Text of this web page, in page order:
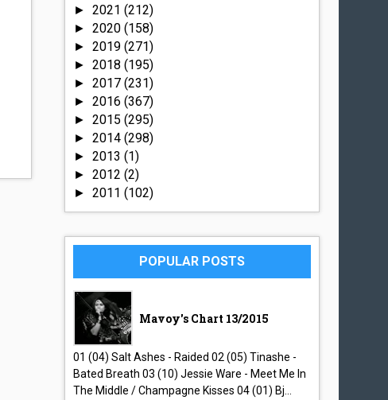
►2021(212)
►2020(158)
►2019(271)
►2018(195)
►2017(231)
►2016(367)
►2015(295)
►2014(298)
►2013(1)
►2012(2)
►2011(102)
POPULAR POSTS
Mavoy's Chart 13/2015
01 (04) Salt Ashes - Raided 02 (05) Tinashe -
Bated Breath 03 (10) Jessie Ware - Meet Me In
The Middle / Champagne Kisses 04 (01) Bj...